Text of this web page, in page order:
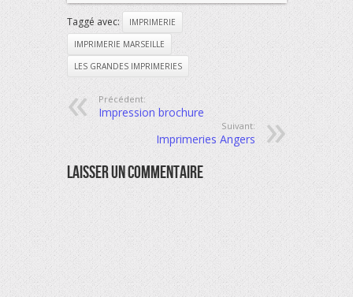
Taggé avec:
IMPRIMERIE
IMPRIMERIE MARSEILLE
LES GRANDES IMPRIMERIES
Précédent:
Impression brochure
Suivant:
Imprimeries Angers
Laisser Un Commentaire